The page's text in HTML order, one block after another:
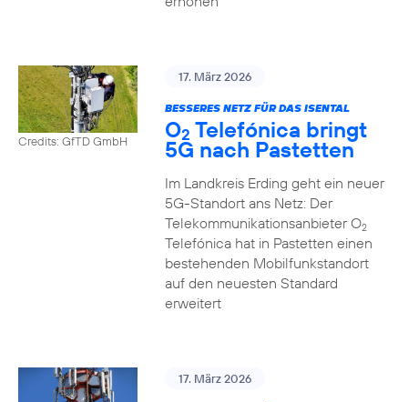
Credits: GfTD GmbH
17. März 2026
BESSERES NETZ FÜR DAS ISENTAL
O2 Telefónica bringt
5G nach Pastetten
Im Landkreis Erding geht ein neuer
5G-Standort ans Netz: Der
Telekommunikationsanbieter O2
Telefónica hat in Pastetten einen
bestehenden Mobilfunkstandort
auf den neuesten Standard
erweitert
17. März 2026